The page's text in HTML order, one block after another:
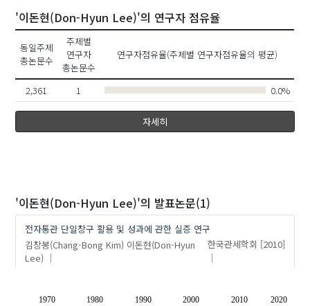
'이돈현(Don-Hyun Lee)'의 연구자 점유율
동일주제
총논문수
주제별
연구자
총논문수
연구자점유율(주제별 연구자점유율의 평균)
2,361 1 0.0%
자세히
'이돈현(Don-Hyun Lee)'의 발표논문(1)
전자통관 단일창구 활용 및 성과에 관한 실증 연구
김창봉(Chang-Bong Kim) 이돈현(Don-Hyun
Lee)
한국관세학회 [2010]
1970 1980 1990 2000 2010 2020